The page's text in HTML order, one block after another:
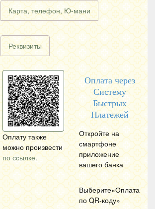
Карта, телефон, Ю-мани
Реквизиты
Оплату также
можно произвести
по ссылке.
Оплата через
Систему
Быстрых
Платежей
Откройте на
смартфоне
приложение
вашего банка
Выберите«Оплата
по QR-коду»